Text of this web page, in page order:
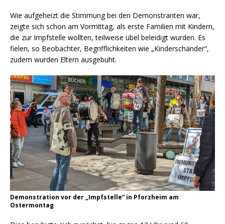
Wie aufgeheizt die Stimmung bei den Demonstranten war,
zeigte sich schon am Vormittag, als erste Familien mit Kindern,
die zur Impfstelle wollten, teilweise übel beleidigt wurden. Es
fielen, so Beobachter, Begrifflichkeiten wie „Kinderschänder“,
zudem wurden Eltern ausgebuht.
Demonstration vor der „Impfstelle“ in Pforzheim am
Ostermontag